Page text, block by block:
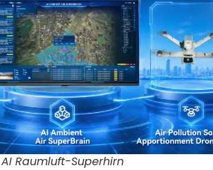
AI Raumluft-Superhirn